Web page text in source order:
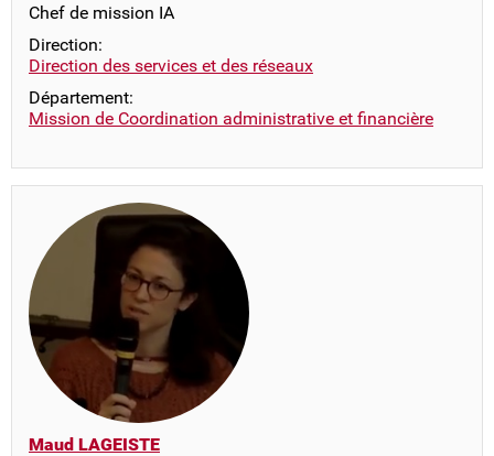
Chef de mission IA
Direction:
Direction des services et des réseaux
Département:
Mission de Coordination administrative et financière
Maud LAGEISTE